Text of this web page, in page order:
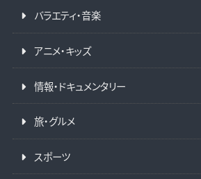
バラエティ・音楽
アニメ・キッズ
情報・ドキュメンタリー
旅・グルメ
スポーツ